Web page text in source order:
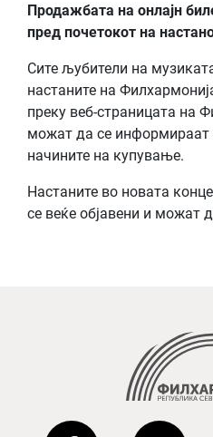
Продажбата на онлајн
пред почетокот на
Сите љубители на
настаните на
преку веб-страницата на
можат да се информираат
начините на купување.
Настаните во новата
се веќе објавени и можат